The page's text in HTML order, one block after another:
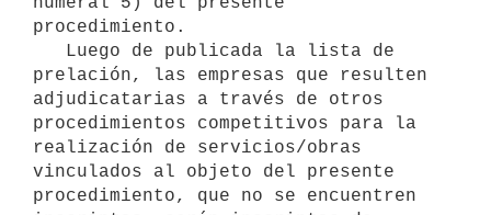
procedimiento.
prelación, las empresas que resulten
adjudicatarias a través de otros
procedimientos competitivos para la
realización de servicios/obras
vinculados al objeto del presente
procedimiento, que no se encuentren